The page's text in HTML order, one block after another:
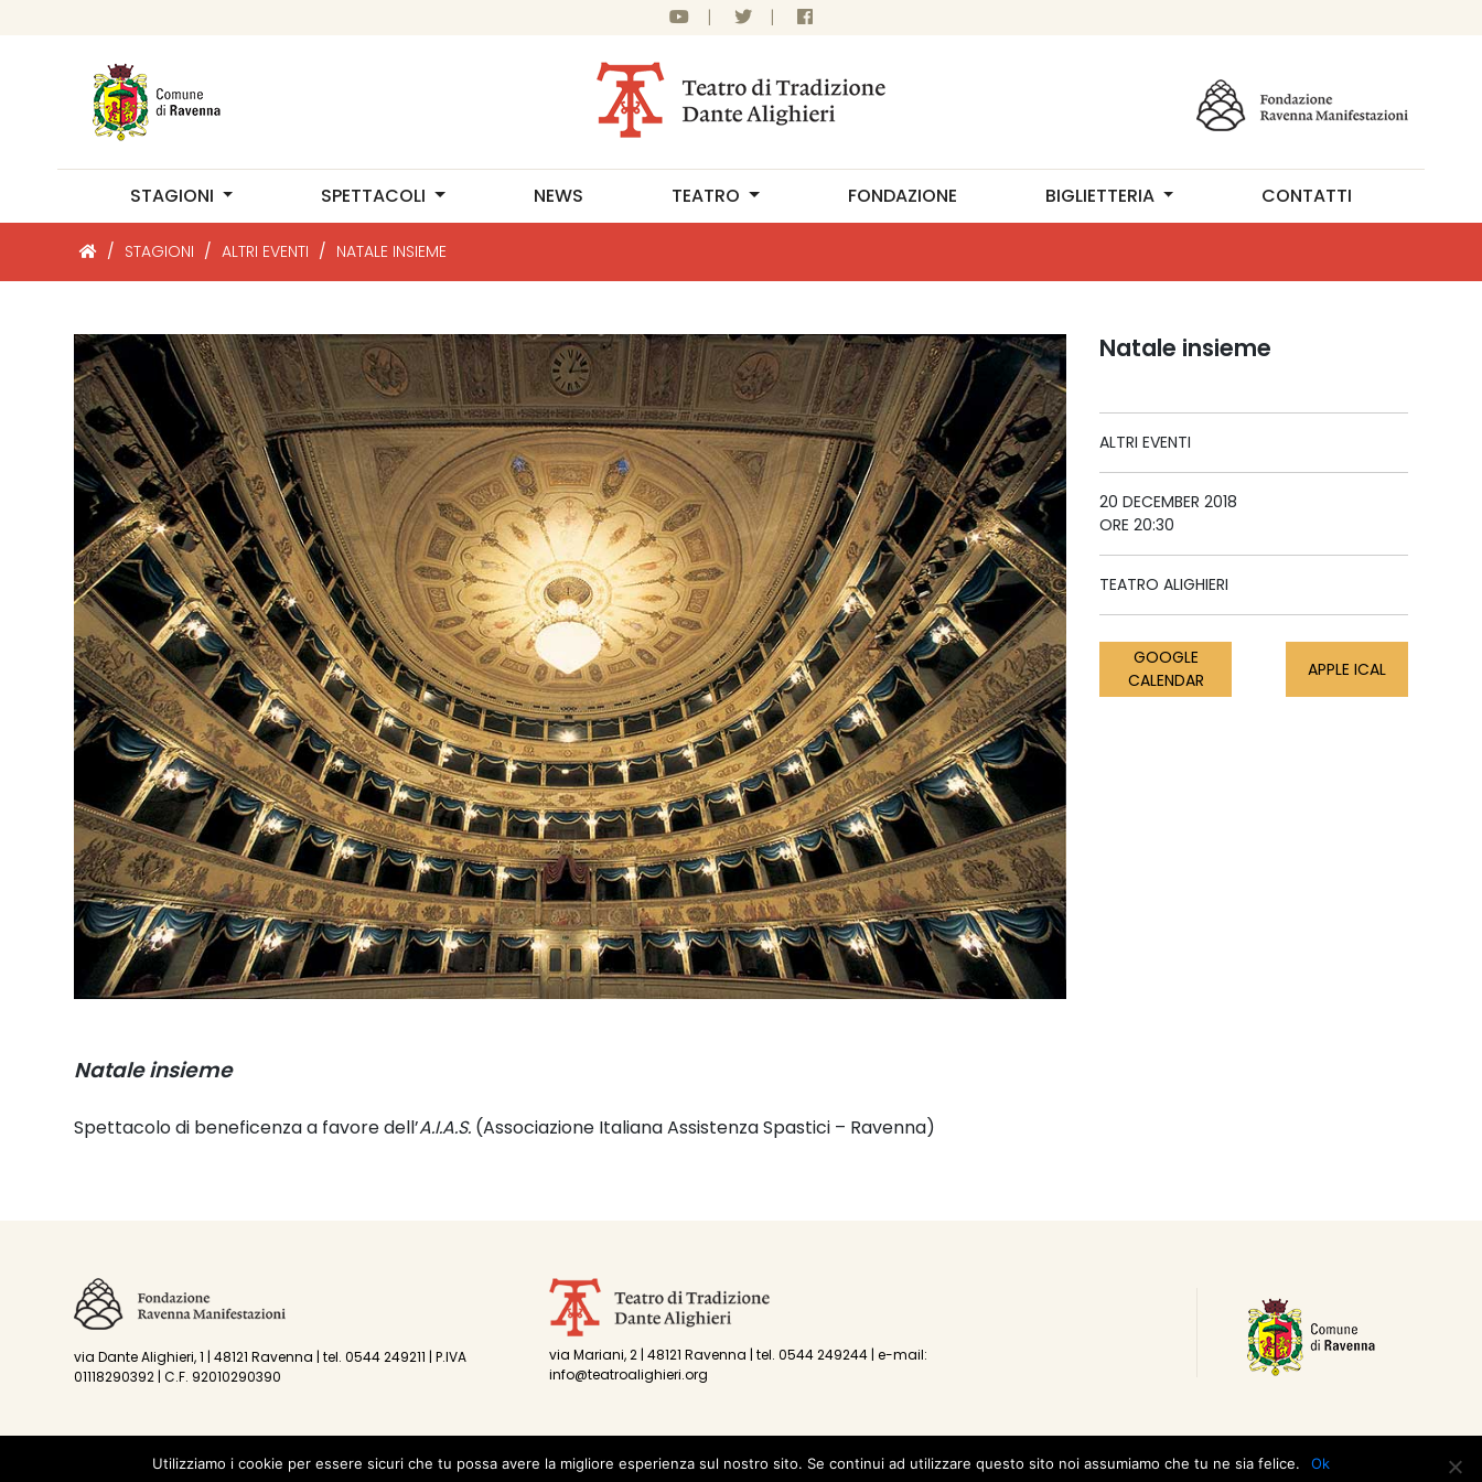
| |
STAGIONI SPETTACOLI NEWS TEATRO FONDAZIONE BIGLIETTERIA CONTATTI
/ STAGIONI / ALTRI EVENTI / NATALE INSIEME
Natale insieme
Spettacolo di beneficenza a favore dell’A.I.A.S. (Associazione Italiana Assistenza Spastici – Ravenna)
Natale insieme
ALTRI EVENTI
20 DECEMBER 2018
ORE 20:30
TEATRO ALIGHIERI
GOOGLE
CALENDAR
APPLE ICAL
via Dante Alighieri, 1 | 48121 Ravenna | tel. 0544 249211 | P.IVA
01118290392 | C.F. 92010290390
via Mariani, 2 | 48121 Ravenna | tel. 0544 249244 | e-mail:
info@teatroalighieri.org
Utilizziamo i cookie per essere sicuri che tu possa avere la migliore esperienza sul nostro sito. Se continui ad utilizzare questo sito noi assumiamo che tu ne sia felice. Ok